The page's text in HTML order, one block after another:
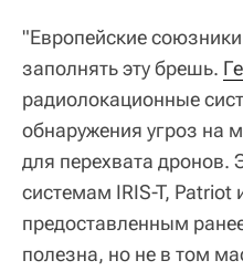
"Европейские
заполнять эту брешь.
радиолокационные
обнаружения угроз на
для перехвата дронов.
системам IRIS-T, Patriot
предоставленным
полезна, но не в том